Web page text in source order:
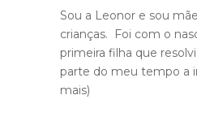
Sou a Leonor e sou
crianças. Foi com o
primeira filha que
parte do meu tempo a
mais)